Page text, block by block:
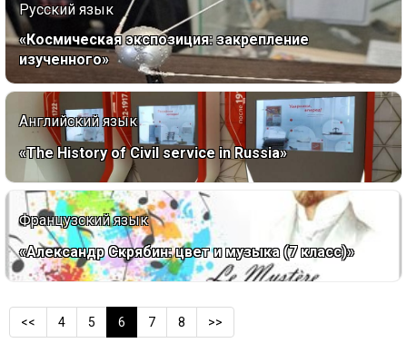
Русский язык
«Космическая экспозиция: закрепление
изученного»
Английский язык
«The History of Civil service in Russia»
Французский язык
«Александр Скрябин: цвет и музыка (7 класс)»
<< 4 5 6 7 8 >>